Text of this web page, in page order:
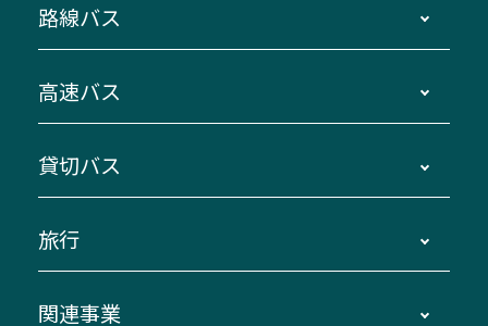
路線バス
主要停留所案内図・時刻表
路線バスのご利用方法
三重交通接近情報バスロケーションシステム
迂回・休止について
高速バス
南紀・VISON～横浜・東京・埼玉
伊賀～名古屋
南紀～VISON～名古屋
貸切バス
貸切バスのご利用について
旅行
関連事業